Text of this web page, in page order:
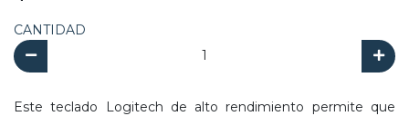
CANTIDAD
Este teclado Logitech de alto rendimiento permite que